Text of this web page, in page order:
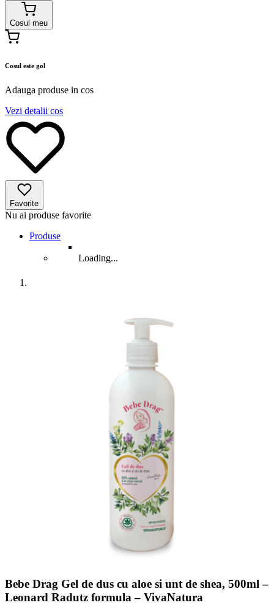
Cosul meu
Cosul este gol
Adauga produse in cos
Vezi detalii cos
Favorite
Nu ai produse favorite
Produse
Loading...
Bebe Drag Gel de dus cu aloe si unt de shea, 500ml –
Leonard Radutz formula – VivaNatura